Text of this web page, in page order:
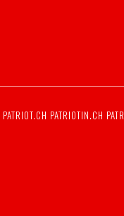
PATRIOT.CH PATRIOTIN.CH